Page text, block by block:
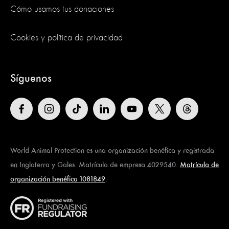
Cómo usamos tus donaciones
Cookies y política de privacidad
Síguenos
World Animal Protection es una organización benéfica y registrada
en Inglaterra y Gales. Matrícula de empresa 4029540. Matrícula de
organización benéfica 1081849